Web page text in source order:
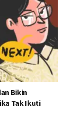
Bikin
Tak Ikuti